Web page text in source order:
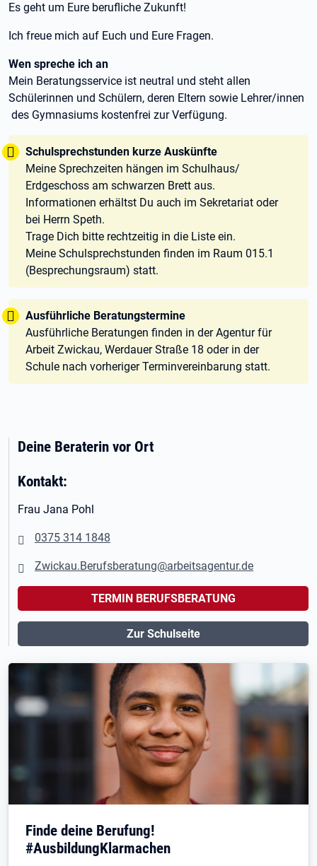
Es geht um Eure berufliche Zukunft!
Ich freue mich auf Euch und Eure Fragen.
Wen spreche ich an
Mein Beratungsservice ist neutral und steht allen
Schülerinnen und Schülern, deren Eltern sowie Lehrer/innen
des Gymnasiums kostenfrei zur Verfügung.
Tipp:
Schulsprechstunden kurze Auskünfte
Meine Sprechzeiten hängen im Schulhaus/
Erdgeschoss am schwarzen Brett aus.
Informationen erhältst Du auch im Sekretariat oder
bei Herrn Speth.
Trage Dich bitte rechtzeitig in die Liste ein.
Meine Schulsprechstunden finden im Raum 015.1
(Besprechungsraum) statt.
Tipp:
Ausführliche Beratungstermine
Ausführliche Beratungen finden in der Agentur für
Arbeit Zwickau, Werdauer Straße 18 oder in der
Schule nach vorheriger Terminvereinbarung statt.
Deine Beraterin vor Ort
Kontakt:
Frau Jana Pohl
0375 314 1848
Zwickau.Berufsberatung@arbeitsagentur.de
TERMIN BERUFSBERATUNG
Zur Schulseite
Finde deine Berufung!
#AusbildungKlarmachen